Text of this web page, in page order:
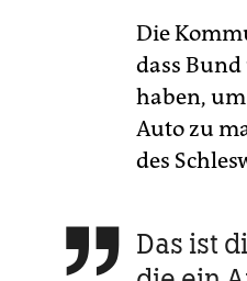
Die
dass
haben,
Auto zu
des
 Das ist